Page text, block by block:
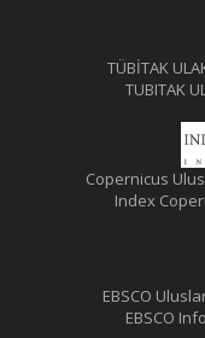
TÜBİTAK
TUBITAK
Copernicus
Index
EBSCO
EBSCO